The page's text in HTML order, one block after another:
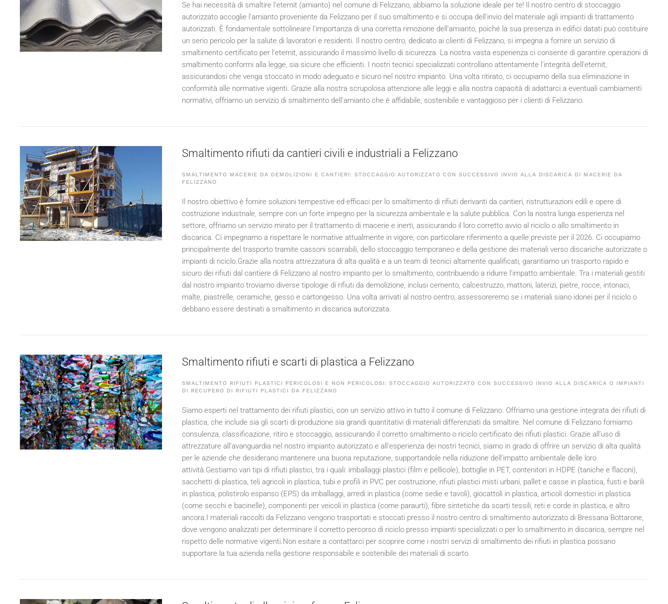
Se hai necessità di smaltire l'eternit (amianto) nel comune di Felizzano, abbiamo la soluzione ideale per te! Il nostro centro di stoccaggio
autorizzato accoglie l'amianto proveniente da Felizzano per il suo smaltimento e si occupa dell'invio del materiale agli impianti di trattamento
autorizzati. È fondamentale sottolineare l'importanza di una corretta rimozione dell'amianto, poiché la sua presenza in edifici datati può costituire
un serio pericolo per la salute di lavoratori e residenti. Il nostro centro, dedicato ai clienti di Felizzano, si impegna a fornire un servizio di
smaltimento certificato per l'eternit, assicurando il massimo livello di sicurezza. La nostra vasta esperienza ci consente di garantire operazioni di
smaltimento conformi alla legge, sia sicure che efficienti. I nostri tecnici specializzati controllano attentamente l'integrità dell'eternit,
assicurandosi che venga stoccato in modo adeguato e sicuro nel nostro impianto. Una volta ritirato, ci occupiamo della sua eliminazione in
conformità alle normative vigenti. Grazie alla nostra scrupolosa attenzione alle leggi e alla nostra capacità di adattarci a eventuali cambiamenti
normativi, offriamo un servizio di smaltimento dell'amianto che è affidabile, sostenibile e vantaggioso per i clienti di Felizzano.
Smaltimento rifiuti da cantieri civili e industriali a Felizzano
SMALTIMENTO MACERIE DA DEMOLIZIONI E CANTIERI: STOCCAGGIO AUTORIZZATO CON SUCCESSIVO INVIO ALLA DISCARICA DI MACERIE DA
FELIZZANO
Il nostro obiettivo è fornire soluzioni tempestive ed efficaci per lo smaltimento di rifiuti derivanti da cantieri, ristrutturazioni edili e opere di
costruzione industriale, sempre con un forte impegno per la sicurezza ambientale e la salute pubblica. Con la nostra lunga esperienza nel
settore, offriamo un servizio mirato per il trattamento di macerie e inerti, assicurando il loro corretto avvio al riciclo o allo smaltimento in
discarica. Ci impegnamo a rispettare le normative attualmente in vigore, con particolare riferimento a quelle previste per il 2026. Ci occupiamo
principalmente del trasporto tramite cassoni scarrabili, dello stoccaggio temporaneo e della gestione dei materiali verso discariche autorizzate o
impianti di riciclo.Grazie alla nostra attrezzatura di alta qualità e a un team di tecnici altamente qualificati, garantiamo un trasporto rapido e
sicuro dei rifiuti dal cantiere di Felizzano al nostro impianto per lo smaltimento, contribuendo a ridurre l'impatto ambientale. Tra i materiali gestiti
dal nostro impianto troviamo diverse tipologie di rifiuti da demolizione, inclusi cemento, calcestruzzo, mattoni, laterizi, pietre, rocce, intonaci,
malte, piastrelle, ceramiche, gesso e cartongesso. Una volta arrivati al nostro centro, assessoreremo se i materiali siano idonei per il riciclo o
debbano essere destinati a smaltimento in discarica autorizzata.
Smaltimento rifiuti e scarti di plastica a Felizzano
SMALTIMENTO RIFIUTI PLASTICI PERICOLOSI E NON PERICOLOSI: STOCCAGGIO AUTORIZZATO CON SUCCESSIVO INVIO ALLA DISCARICA O IMPIANTI
DI RECUPERO DI RIFIUTI PLASTICI DA FELIZZANO
Siamo esperti nel trattamento dei rifiuti plastici, con un servizio attivo in tutto il comune di Felizzano. Offriamo una gestione integrata dei rifiuti di
plastica, che include sia gli scarti di produzione sia grandi quantitativi di materiali differenziati da smaltire. Nel comune di Felizzano forniamo
consulenza, classificazione, ritiro e stoccaggio, assicurando il corretto smaltimento o riciclo certificato dei rifiuti plastici. Grazie all’uso di
attrezzature all’avanguardia nel nostro impianto autorizzato e all'esperienza dei nostri tecnici, siamo in grado di offrire un servizio di alta qualità
per le aziende che desiderano mantenere una buona reputazione, supportandole nella riduzione dell'impatto ambientale delle loro
attività.Gestiamo vari tipi di rifiuti plastici, tra i quali: imballaggi plastici (film e pellicole), bottiglie in PET, contenitori in HDPE (taniche e flaconi),
sacchetti di plastica, teli agricoli in plastica, tubi e profili in PVC per costruzione, rifiuti plastici misti urbani, pallet e casse in plastica, fusti e barili
in plastica, polistirolo espanso (EPS) da imballaggi, arredi in plastica (come sedie e tavoli), giocattoli in plastica, articoli domestici in plastica
(come secchi e bacinelle), componenti per veicoli in plastica (come paraurti), fibre sintetiche da scarti tessili, reti e corde in plastica, e altro
ancora.I materiali raccolti da Felizzano vengono trasportati e stoccati presso il nostro centro di smaltimento autorizzato di Bressana Bottarone,
dove vengono analizzati per determinare il corretto percorso di riciclo presso impianti specializzati o per lo smaltimento in discarica, sempre nel
rispetto delle normative vigenti.Non esitare a contattarci per scoprire come i nostri servizi di smaltimento dei rifiuti in plastica possano
supportare la tua azienda nella gestione responsabile e sostenibile dei materiali di scarto.